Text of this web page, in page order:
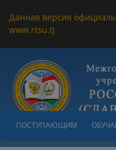
Данная версия
www.rtsu.tj
ПОСТУПАЮЩИМ